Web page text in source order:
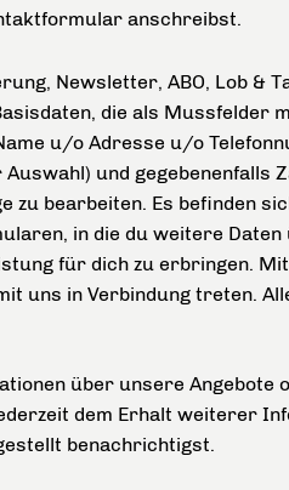
anschreibst.
Newsletter, ABO, Lob &
die als Mussfelder
u/o Adresse u/o
und gegebenenfalls
zu bearbeiten. Es befinden
in die du weitere Daten
für dich zu erbringen.
uns in Verbindung treten.
über unsere Angebote
dem Erhalt weiterer
benachrichtigst.